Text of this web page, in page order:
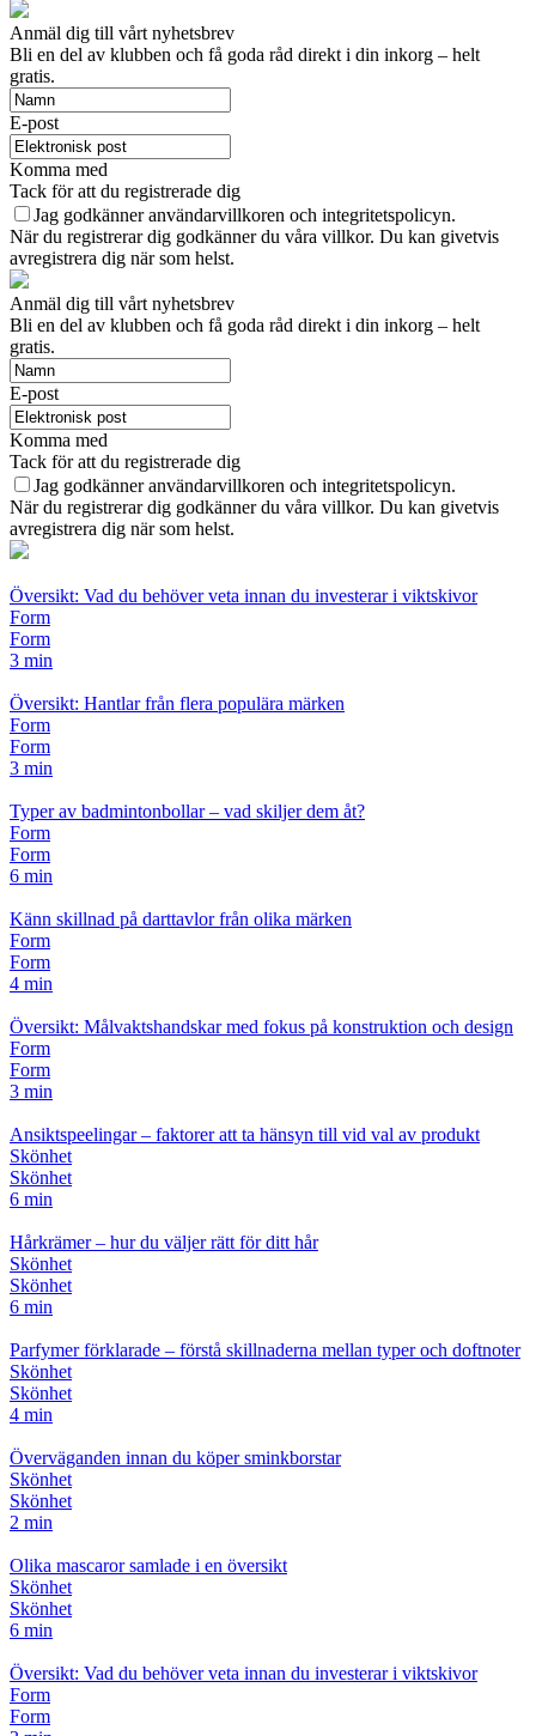
Anmäl dig till vårt nyhetsbrev
Bli en del av klubben och få goda råd direkt i din inkorg – helt
gratis.
E-post
Komma med
Tack för att du registrerade dig
Jag godkänner användarvillkoren och integritetspolicyn.
När du registrerar dig godkänner du våra villkor. Du kan givetvis
avregistrera dig när som helst.
Anmäl dig till vårt nyhetsbrev
Bli en del av klubben och få goda råd direkt i din inkorg – helt
gratis.
E-post
Komma med
Tack för att du registrerade dig
Jag godkänner användarvillkoren och integritetspolicyn.
När du registrerar dig godkänner du våra villkor. Du kan givetvis
avregistrera dig när som helst.
Översikt: Vad du behöver veta innan du investerar i viktskivor
Form
Form
3 min
Översikt: Hantlar från flera populära märken
Form
Form
3 min
Typer av badmintonbollar – vad skiljer dem åt?
Form
Form
6 min
Känn skillnad på darttavlor från olika märken
Form
Form
4 min
Översikt: Målvaktshandskar med fokus på konstruktion och design
Form
Form
3 min
Ansiktspeelingar – faktorer att ta hänsyn till vid val av produkt
Skönhet
Skönhet
6 min
Hårkrämer – hur du väljer rätt för ditt hår
Skönhet
Skönhet
6 min
Parfymer förklarade – förstå skillnaderna mellan typer och doftnoter
Skönhet
Skönhet
4 min
Överväganden innan du köper sminkborstar
Skönhet
Skönhet
2 min
Olika mascaror samlade i en översikt
Skönhet
Skönhet
6 min
Översikt: Vad du behöver veta innan du investerar i viktskivor
Form
Form